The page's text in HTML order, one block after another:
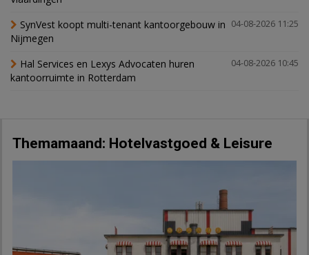
04-08-2026 11:25
SynVest koopt multi-tenant kantoorgebouw in
Nijmegen
04-08-2026 10:45
Hal Services en Lexys Advocaten huren
kantoorruimte in Rotterdam
Themamaand: Hotelvastgoed & Leisure